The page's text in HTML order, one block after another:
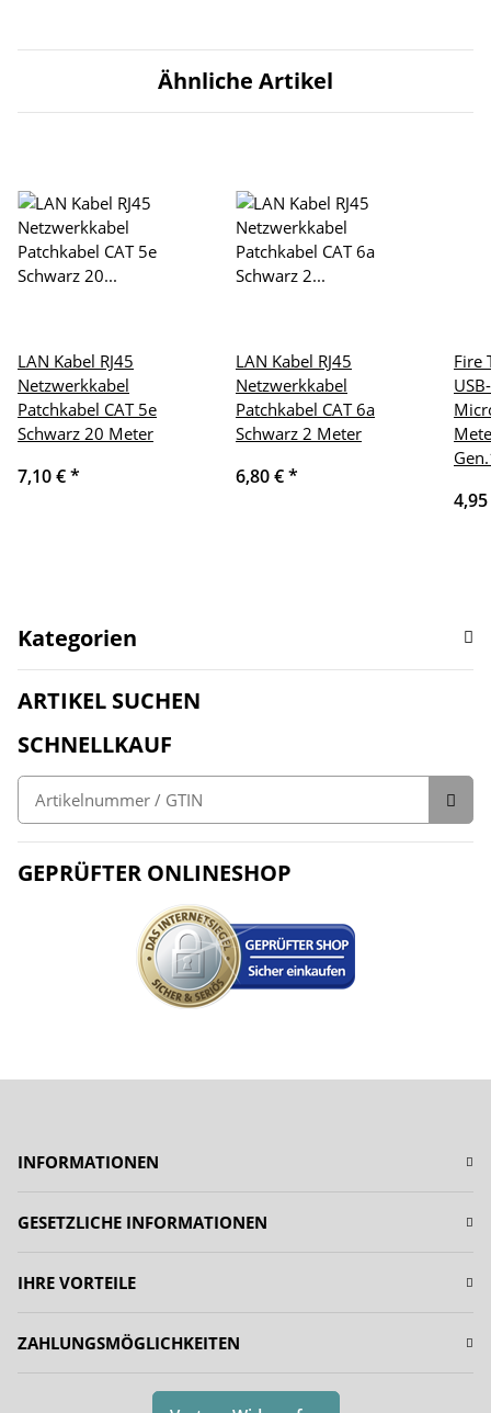
Ähnliche Artikel
LAN Kabel RJ45
Netzwerkkabel
Patchkabel CAT 5e
Schwarz 20 Meter
7,10 €*
LAN Kabel RJ45
Netzwerkkabel
Patchkabel CAT 6a
Schwarz 2 Meter
6,80 €*
Fire
Kategorien
ARTIKEL SUCHEN
SCHNELLKAUF
GEPRÜFTER ONLINESHOP
INFORMATIONEN
GESETZLICHE INFORMATIONEN
IHRE VORTEILE
ZAHLUNGSMÖGLICHKEITEN